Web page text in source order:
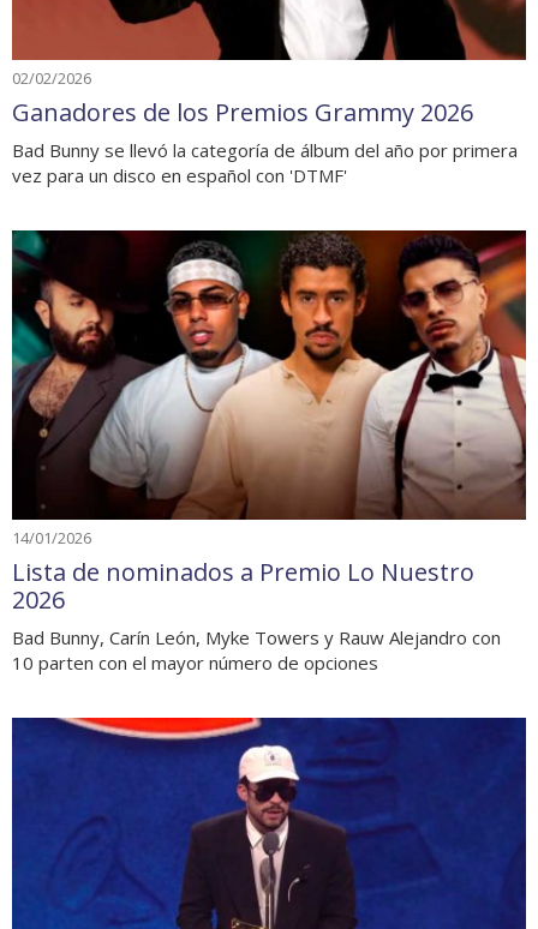
02/02/2026
Ganadores de los Premios Grammy 2026
Bad Bunny se llevó la categoría de álbum del año por primera
vez para un disco en español con 'DTMF'
14/01/2026
Lista de nominados a Premio Lo Nuestro
2026
Bad Bunny, Carín León, Myke Towers y Rauw Alejandro con
10 parten con el mayor número de opciones